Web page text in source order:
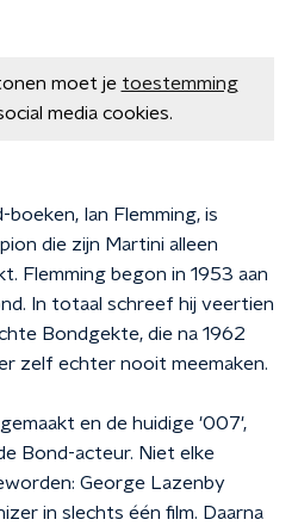
moet je toestemming
media cookies.
Ian Flemming, is
die zijn Martini alleen
Flemming begon in 1953 aan
In totaal schreef hij veertien
Bondgekte, die na 1962
zelf echter nooit meemaken.
en de huidige '007',
Bond-acteur. Niet elke
George Lazenby
in slechts één film. Daarna